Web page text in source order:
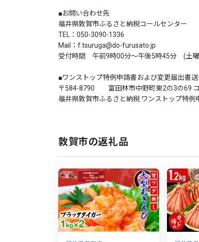
■お問い合わせ先
福井県敦賀市ふるさと納税コールセンター
TEL：050-3090-1336
Mail：f.tsuruga@do-furusato.jp
受付時間 午前9時00分～午後5時45分 (土曜
■ワンストップ特例申請書および変更届出書
〒584-8790 富田林市中野町東2の3の69 コ
福井県敦賀市ふるさと納税 ワンストップ特例
敦賀市の返礼品